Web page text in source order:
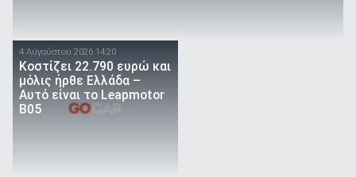
4 Αυγούστου 2026 14:20
Κοστίζει 22.790 ευρώ και
μόλις ήρθε Ελλάδα –
Αυτό είναι το Leapmotor
B05